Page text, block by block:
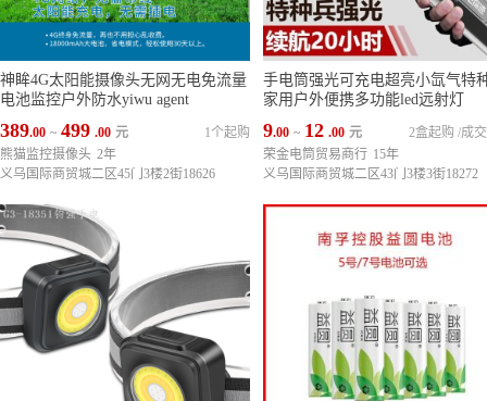
神眸4G太阳能摄像头无网无电免流量
电池监控户外防水yiwu agent
389.00 ~ 499 .00 元
1个起购
熊猫监控摄像头 2年
义乌国际商贸城二区45门3楼2街18626
手电筒强光可充电超亮小氙气特
家用户外便携多功能led远射灯
9.00 ~ 12 .00 元 成
2盒起购 /
荣金电筒贸易商行 15年
义乌国际商贸城二区43门3楼3街18272